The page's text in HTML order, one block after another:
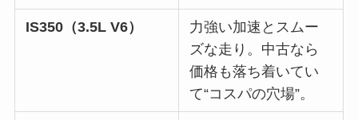
IS350（3.5L V6）
力強い加速とスムー
ズな走り。中古なら
価格も落ち着いてい
て“コスパの穴場”。